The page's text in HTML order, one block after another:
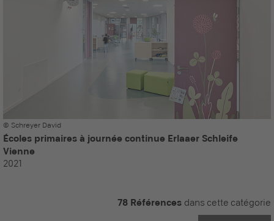
© Schreyer David
Écoles primaires à journée continue Erlaaer Schleife
Vienne
2021
78 Références dans cette catégorie